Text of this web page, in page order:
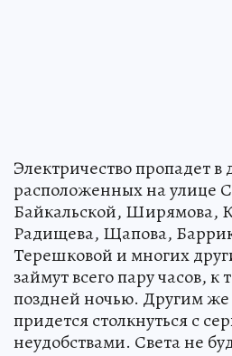
Электричество пропадет в
расположенных на улице
Байкальской, Ширямова,
Радищева, Щапова,
Терешковой и многих
займут всего пару часов,
поздней ночью. Другим
придется столкнуться с
неудобствами. Света не